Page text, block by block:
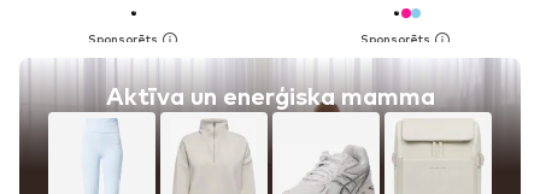
Aktīva un enerģiska mamma